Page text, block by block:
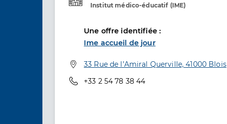
Institut médico-éducatif (IME)
Etablissement de soins
Une offre identifiée :
Ime accueil de jour
Adresse
33 Rue de l’Amiral Querville, 41000 Blois
Téléphone
+33 2 54 78 38 44